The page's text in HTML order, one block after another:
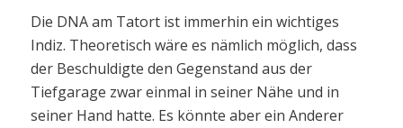
Die DNA am Tatort ist immerhin ein wichtiges
Indiz. Theoretisch wäre es nämlich möglich, dass
der Beschuldigte den Gegenstand aus der
Tiefgarage zwar einmal in seiner Nähe und in
seiner Hand hatte. Es könnte aber ein Anderer